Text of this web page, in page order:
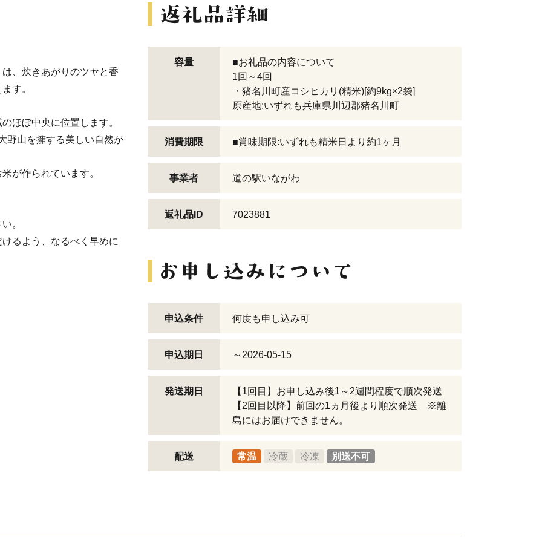
、炊きあがりのツヤと香
す。
ほぼ中央に位置します。
野山を擁する美しい自然が
が作られています。
。
るよう、なるべく早めに
容量
■お礼品の内容について
1回～4回
・猪名川町産コシヒカリ(精米)[約9kg×2袋]
原産地:いずれも兵庫県川辺郡猪名川町
消費期限 ■賞味期限:いずれも精米日より約1ヶ月
事業者 道の駅いながわ
返礼品ID 7023881
申込条件 何度も申し込み可
申込期日 ～2026-05-15
発送期日
【1回目】お申し込み後1～2週間程度で順次発送
【2回目以降】前回の1ヵ月後より順次発送 ※離
島にはお届けできません。
配送 常温 冷蔵 冷凍 別送不可